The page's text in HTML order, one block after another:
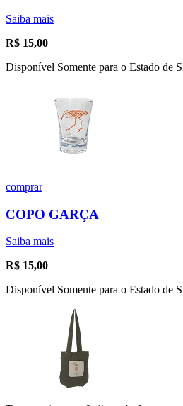
Saiba mais
R$ 15,00
Disponível Somente para o Estado de
comprar
COPO GARÇA
Saiba mais
R$ 15,00
Disponível Somente para o Estado de